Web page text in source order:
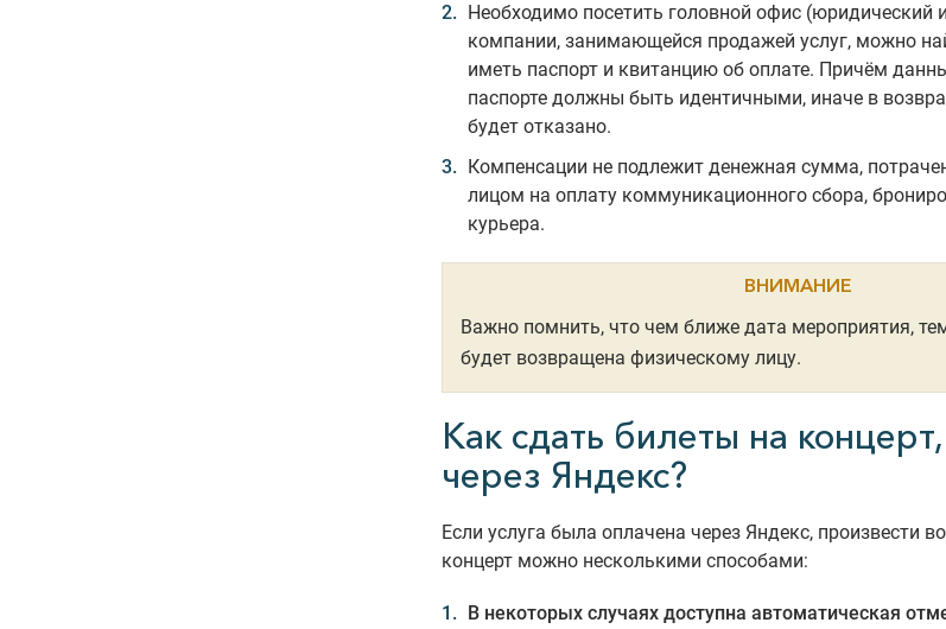
Необходимо посетить головной офис (юридический
компании, занимающейся продажей услуг, можно
иметь паспорт и квитанцию об оплате. Причём
паспорте должны быть идентичными, иначе в
будет отказано.
Компенсации не подлежит денежная сумма,
лицом на оплату коммуникационного сбора,
курьера.
ВНИМАНИЕ
Важно помнить, что чем ближе дата мероприятия,
будет возвращена физическому лицу.
Как сдать билеты на
через Яндекс?
Если услуга была оплачена через Яндекс, произвести
концерт можно несколькими способами:
В некоторых случаях доступна автоматическая